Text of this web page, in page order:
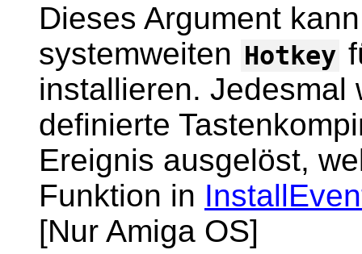
Dieses Argument
systemweiten Hotkey
installieren. Jedesmal
definierte
Ereignis ausgelöst,
Funktion in
[Nur Amiga OS]